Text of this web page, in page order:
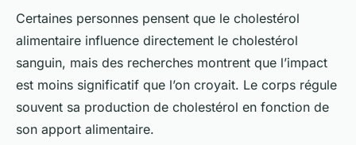
Certaines personnes pensent que le cholestérol
alimentaire influence directement le cholestérol
sanguin, mais des recherches montrent que l’impact
est moins significatif que l’on croyait. Le corps régule
souvent sa production de cholestérol en fonction de
son apport alimentaire.